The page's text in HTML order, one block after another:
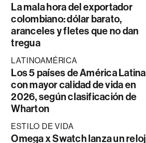
La mala hora del exportador
colombiano: dólar barato,
aranceles y fletes que no dan
tregua
LATINOAMÉRICA
Los 5 países de América Latina
con mayor calidad de vida en
2026, según clasificación de
Wharton
ESTILO DE VIDA
Omega x Swatch lanza un reloj